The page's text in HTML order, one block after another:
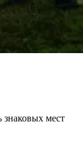
знаковых мест